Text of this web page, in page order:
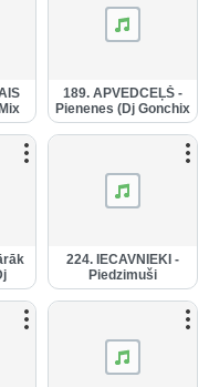
-
189. APVEDCEĻŠ -
Pienenes (Dj Gonchix
mix -
16.06.2012).mp3
224. IECAVNIEKI -
Piedzimuši
Iecavā.mp3